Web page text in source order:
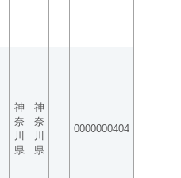
神
奈
川
県
神
奈
川
県
0000000404